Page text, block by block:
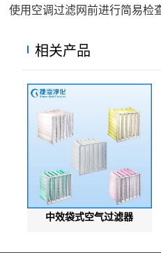
使用空调过滤网前进行简易检
相关产品
中效袋式空气过滤器